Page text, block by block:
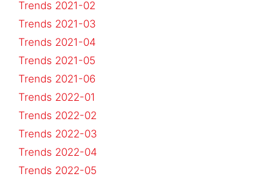
Trends 2021-02
Trends 2021-03
Trends 2021-04
Trends 2021-05
Trends 2021-06
Trends 2022-01
Trends 2022-02
Trends 2022-03
Trends 2022-04
Trends 2022-05